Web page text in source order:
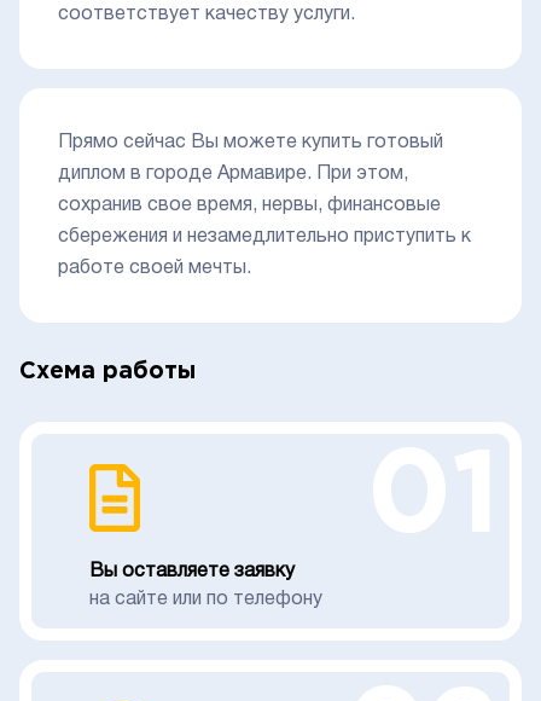
соответствует качеству услуги.
Прямо сейчас Вы можете купить готовый
диплом в городе Армавире. При этом,
сохранив свое время, нервы, финансовые
сбережения и незамедлительно приступить к
работе своей мечты.
Схема работы
Вы оставляете заявку
на сайте или по телефону